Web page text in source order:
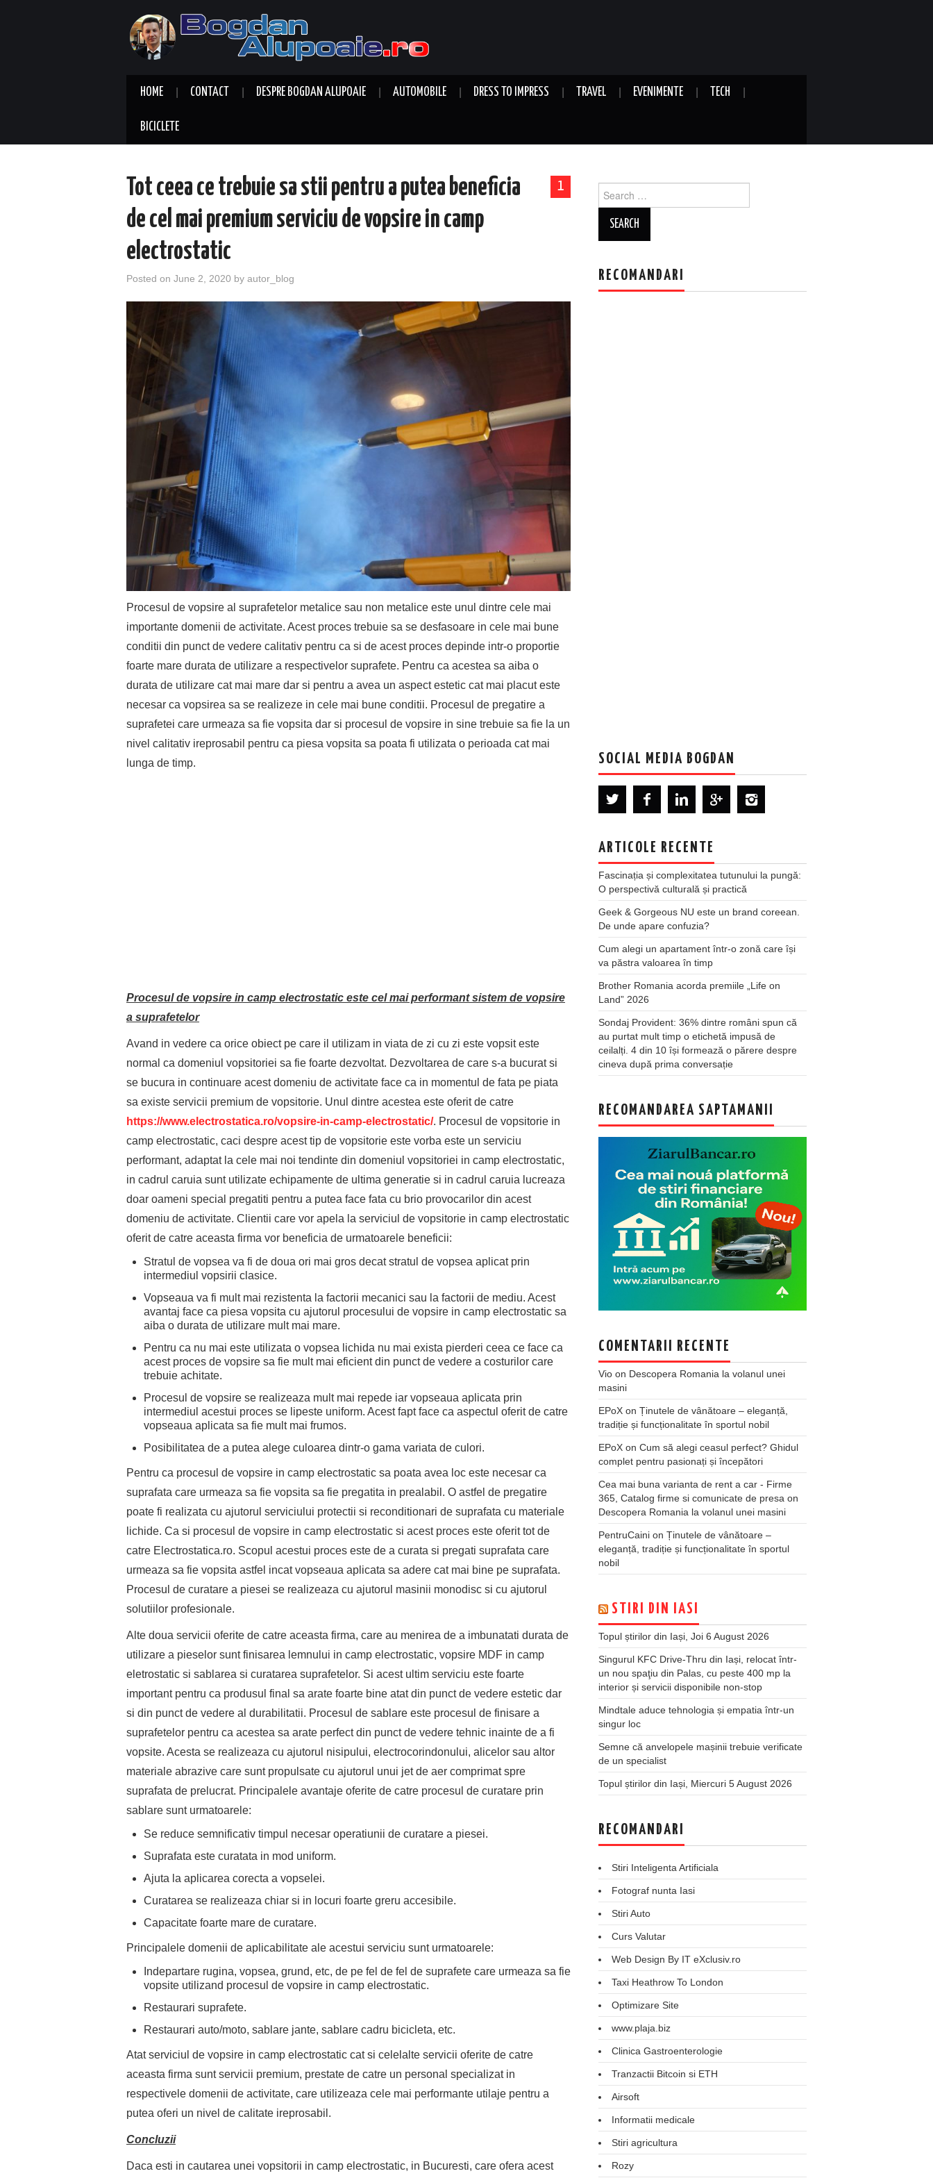
HOME CONTACT DESPRE BOGDAN ALUPOAIE AUTOMOBILE DRESS TO IMPRESS TRAVEL EVENIMENTE TECH
BICICLETE
1
Tot ceea ce trebuie sa stii pentru a putea beneficia
de cel mai premium serviciu de vopsire in camp
electrostatic
Posted on June 2, 2020 by autor_blog
Procesul de vopsire al suprafetelor metalice sau non metalice este unul dintre cele mai
importante domenii de activitate. Acest proces trebuie sa se desfasoare in cele mai bune
conditii din punct de vedere calitativ pentru ca si de acest proces depinde intr-o proportie
foarte mare durata de utilizare a respectivelor suprafete. Pentru ca acestea sa aiba o
durata de utilizare cat mai mare dar si pentru a avea un aspect estetic cat mai placut este
necesar ca vopsirea sa se realizeze in cele mai bune conditii. Procesul de pregatire a
suprafetei care urmeaza sa fie vopsita dar si procesul de vopsire in sine trebuie sa fie la un
nivel calitativ ireprosabil pentru ca piesa vopsita sa poata fi utilizata o perioada cat mai
lunga de timp.
Procesul de vopsire in camp electrostatic este cel mai performant sistem de vopsire
a suprafetelor
Avand in vedere ca orice obiect pe care il utilizam in viata de zi cu zi este vopsit este
normal ca domeniul vopsitoriei sa fie foarte dezvoltat. Dezvoltarea de care s-a bucurat si
se bucura in continuare acest domeniu de activitate face ca in momentul de fata pe piata
sa existe servicii premium de vopsitorie. Unul dintre acestea este oferit de catre
https://www.electrostatica.ro/vopsire-in-camp-electrostatic/. Procesul de vopsitorie in
camp electrostatic, caci despre acest tip de vopsitorie este vorba este un serviciu
performant, adaptat la cele mai noi tendinte din domeniul vopsitoriei in camp electrostatic,
in cadrul caruia sunt utilizate echipamente de ultima generatie si in cadrul caruia lucreaza
doar oameni special pregatiti pentru a putea face fata cu brio provocarilor din acest
domeniu de activitate. Clientii care vor apela la serviciul de vopsitorie in camp electrostatic
oferit de catre aceasta firma vor beneficia de urmatoarele beneficii:
Stratul de vopsea va fi de doua ori mai gros decat stratul de vopsea aplicat prin
intermediul vopsirii clasice.
Vopseaua va fi mult mai rezistenta la factorii mecanici sau la factorii de mediu. Acest
avantaj face ca piesa vopsita cu ajutorul procesului de vopsire in camp electrostatic sa
aiba o durata de utilizare mult mai mare.
Pentru ca nu mai este utilizata o vopsea lichida nu mai exista pierderi ceea ce face ca
acest proces de vopsire sa fie mult mai eficient din punct de vedere a costurilor care
trebuie achitate.
Procesul de vopsire se realizeaza mult mai repede iar vopseaua aplicata prin
intermediul acestui proces se lipeste uniform. Acest fapt face ca aspectul oferit de catre
vopseaua aplicata sa fie mult mai frumos.
Posibilitatea de a putea alege culoarea dintr-o gama variata de culori.
Pentru ca procesul de vopsire in camp electrostatic sa poata avea loc este necesar ca
suprafata care urmeaza sa fie vopsita sa fie pregatita in prealabil. O astfel de pregatire
poate fi realizata cu ajutorul serviciului protectii si reconditionari de suprafata cu materiale
lichide. Ca si procesul de vopsire in camp electrostatic si acest proces este oferit tot de
catre Electrostatica.ro. Scopul acestui proces este de a curata si pregati suprafata care
urmeaza sa fie vopsita astfel incat vopseaua aplicata sa adere cat mai bine pe suprafata.
Procesul de curatare a piesei se realizeaza cu ajutorul masinii monodisc si cu ajutorul
solutiilor profesionale.
Alte doua servicii oferite de catre aceasta firma, care au menirea de a imbunatati durata de
utilizare a pieselor sunt finisarea lemnului in camp electrostatic, vopsire MDF in camp
eletrostatic si sablarea si curatarea suprafetelor. Si acest ultim serviciu este foarte
important pentru ca produsul final sa arate foarte bine atat din punct de vedere estetic dar
si din punct de vedere al durabilitatii. Procesul de sablare este procesul de finisare a
suprafetelor pentru ca acestea sa arate perfect din punct de vedere tehnic inainte de a fi
vopsite. Acesta se realizeaza cu ajutorul nisipului, electrocorindonului, alicelor sau altor
materiale abrazive care sunt propulsate cu ajutorul unui jet de aer comprimat spre
suprafata de prelucrat. Principalele avantaje oferite de catre procesul de curatare prin
sablare sunt urmatoarele:
Se reduce semnificativ timpul necesar operatiunii de curatare a piesei.
Suprafata este curatata in mod uniform.
Ajuta la aplicarea corecta a vopselei.
Curatarea se realizeaza chiar si in locuri foarte greru accesibile.
Capacitate foarte mare de curatare.
Principalele domenii de aplicabilitate ale acestui serviciu sunt urmatoarele:
Indepartare rugina, vopsea, grund, etc, de pe fel de fel de suprafete care urmeaza sa fie
vopsite utilizand procesul de vopsire in camp electrostatic.
Restaurari suprafete.
Restaurari auto/moto, sablare jante, sablare cadru bicicleta, etc.
Atat serviciul de vopsire in camp electrostatic cat si celelalte servicii oferite de catre
aceasta firma sunt servicii premium, prestate de catre un personal specializat in
respectivele domenii de activitate, care utilizeaza cele mai performante utilaje pentru a
putea oferi un nivel de calitate ireprosabil.
Concluzii
Daca esti in cautarea unei vopsitorii in camp electrostatic, in Bucuresti, care ofera acest
for:
RECOMANDARI
SOCIAL MEDIA BOGDAN
ARTICOLE RECENTE
Fascinația și complexitatea tutunului la pungă:
O perspectivă culturală și practică
Geek & Gorgeous NU este un brand coreean.
De unde apare confuzia?
Cum alegi un apartament într-o zonă care își
va păstra valoarea în timp
Brother Romania acorda premiile „Life on
Land” 2026
Sondaj Provident: 36% dintre români spun că
au purtat mult timp o etichetă impusă de
ceilalți. 4 din 10 își formează o părere despre
cineva după prima conversație
RECOMANDAREA SAPTAMANII
COMENTARII RECENTE
Vio on Descopera Romania la volanul unei
masini
EPoX on Ținutele de vânătoare – eleganță,
tradiție și funcționalitate în sportul nobil
EPoX on Cum să alegi ceasul perfect? Ghidul
complet pentru pasionați și începători
Cea mai buna varianta de rent a car - Firme
365, Catalog firme si comunicate de presa on
Descopera Romania la volanul unei masini
PentruCaini on Ținutele de vânătoare –
eleganță, tradiție și funcționalitate în sportul
nobil
STIRI DIN IASI
Topul știrilor din Iași, Joi 6 August 2026
Singurul KFC Drive-Thru din Iași, relocat într-
un nou spaţiu din Palas, cu peste 400 mp la
interior și servicii disponibile non-stop
Mindtale aduce tehnologia și empatia într-un
singur loc
Semne că anvelopele mașinii trebuie verificate
de un specialist
Topul știrilor din Iași, Miercuri 5 August 2026
RECOMANDARI
Stiri Inteligenta Artificiala
Fotograf nunta Iasi
Stiri Auto
Curs Valutar
Web Design By IT eXclusiv.ro
Taxi Heathrow To London
Optimizare Site
www.plaja.biz
Clinica Gastroenterologie
Tranzactii Bitcoin si ETH
Airsoft
Informatii medicale
Stiri agricultura
Rozy